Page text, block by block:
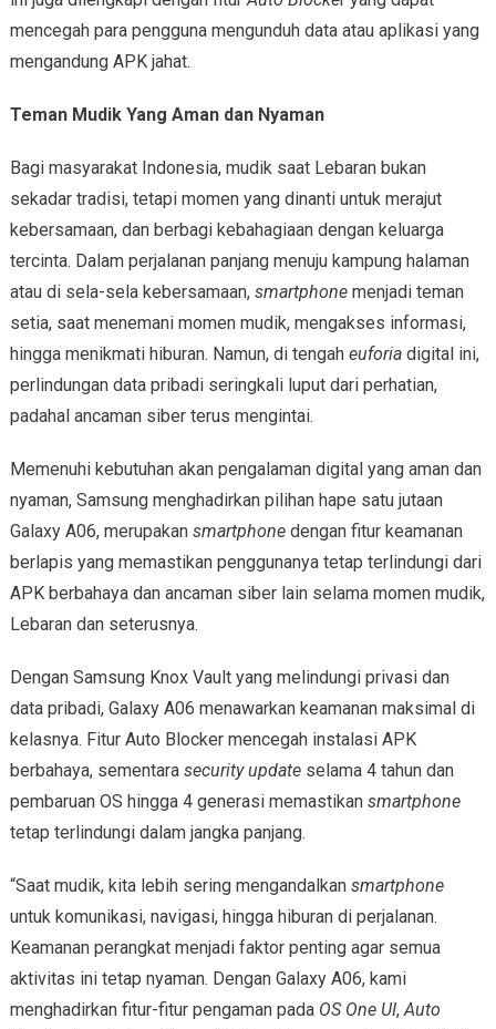
mencegah para pengguna mengunduh data atau aplikasi yang
mengandung APK jahat.
Teman Mudik Yang Aman dan Nyaman
Bagi masyarakat Indonesia, mudik saat Lebaran bukan
sekadar tradisi, tetapi momen yang dinanti untuk merajut
kebersamaan, dan berbagi kebahagiaan dengan keluarga
tercinta. Dalam perjalanan panjang menuju kampung halaman
atau di sela-sela kebersamaan, smartphone menjadi teman
setia, saat menemani momen mudik, mengakses informasi,
hingga menikmati hiburan. Namun, di tengah euforia digital ini,
perlindungan data pribadi seringkali luput dari perhatian,
padahal ancaman siber terus mengintai.
Memenuhi kebutuhan akan pengalaman digital yang aman dan
nyaman, Samsung menghadirkan pilihan hape satu jutaan
Galaxy A06, merupakan smartphonedengan fitur keamanan
berlapis yang memastikan penggunanya tetap terlindungi dari
APK berbahaya dan ancaman siber lain selama momen mudik,
Lebaran dan seterusnya.
Dengan Samsung Knox Vault yang melindungi privasi dan
data pribadi, Galaxy A06 menawarkan keamanan maksimal di
kelasnya. Fitur Auto Blocker mencegah instalasi APK
berbahaya, sementara security updateselama 4 tahun dan
pembaruan OS hingga 4 generasi memastikansmartphone
tetap terlindungi dalam jangka panjang.
“Saat mudik, kita lebih sering mengandalkan smartphone
untuk komunikasi, navigasi, hingga hiburan di perjalanan.
Keamanan perangkat menjadi faktor penting agar semua
aktivitas ini tetap nyaman. Dengan Galaxy A06, kami
menghadirkan fitur-fitur pengaman pada OS One UI,Auto